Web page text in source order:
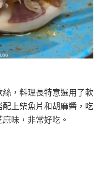
，料理長特意選用了軟
上柴魚片和胡麻醬，吃
味，非常好吃。